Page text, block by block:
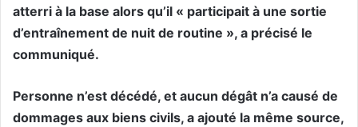
atterri à la base alors qu’il « participait à une sortie
d’entraînement de nuit de routine », a précisé le
communiqué.
Personne n’est décédé, et aucun dégât n’a causé de
dommages aux biens civils, a ajouté la même source,